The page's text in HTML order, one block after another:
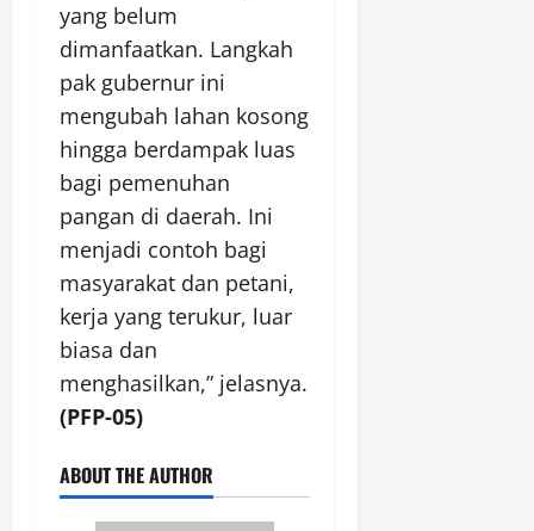
yang belum
dimanfaatkan. Langkah
pak gubernur ini
mengubah lahan kosong
hingga berdampak luas
bagi pemenuhan
pangan di daerah. Ini
menjadi contoh bagi
masyarakat dan petani,
kerja yang terukur, luar
biasa dan
menghasilkan,” jelasnya.
(PFP-05)
ABOUT THE AUTHOR